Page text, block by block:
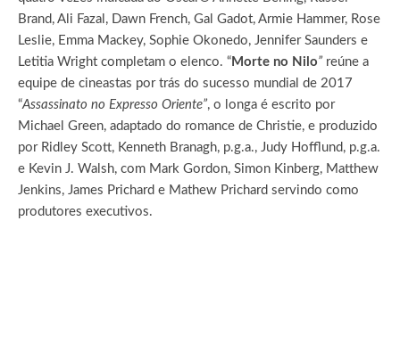
Brand, Ali Fazal, Dawn French, Gal Gadot, Armie Hammer, Rose
Leslie, Emma Mackey, Sophie Okonedo, Jennifer Saunders e
Letitia Wright completam o elenco. “ Morte no Nilo” reúne a
equipe de cineastas por trás do sucesso mundial de 2017
“Assassinato no Expresso Oriente”, o longa é escrito por
Michael Green, adaptado do romance de Christie, e produzido
por Ridley Scott, Kenneth Branagh, p.g.a., Judy Hofflund, p.g.a.
e Kevin J. Walsh, com Mark Gordon, Simon Kinberg, Matthew
Jenkins, James Prichard e Mathew Prichard servindo como
produtores executivos.